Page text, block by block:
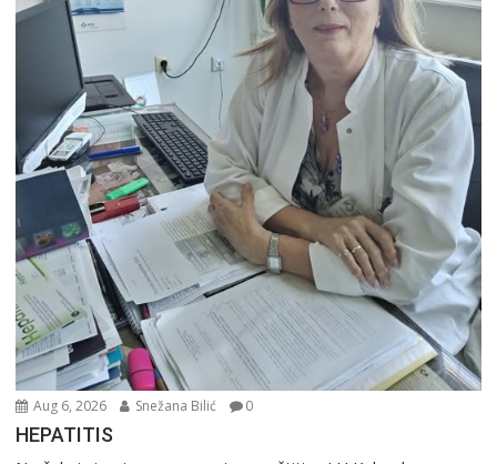
Aug 6, 2026 Snežana Bilić 0
HEPATITIS